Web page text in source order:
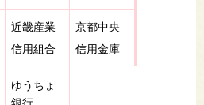
近畿産業
信用組合
京都中央
信用金庫
ゆうちょ
銀行